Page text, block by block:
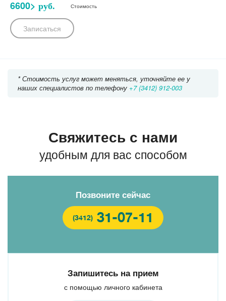
6600> руб. Стоимость
Записаться
* Стоимость услуг может меняться, уточняйте ее у
наших специалистов по телефону +7 (3412) 912-003
Свяжитесь с нами
удобным для вас способом
Позвоните сейчас
(3412) 31-07-11
Запишитесь на прием
с помощью личного кабинета